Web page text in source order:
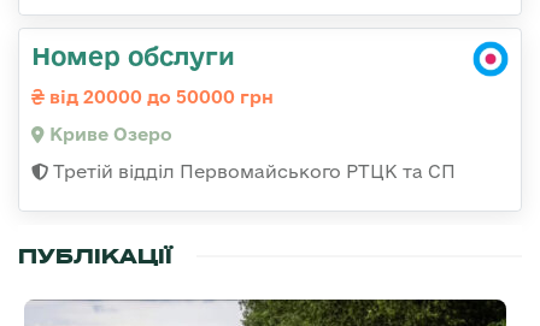
Номер обслуги
від 20000 до 50000 грн
Криве Озеро
Третій відділ Первомайського РТЦК та СП
ПУБЛІКАЦІЇ